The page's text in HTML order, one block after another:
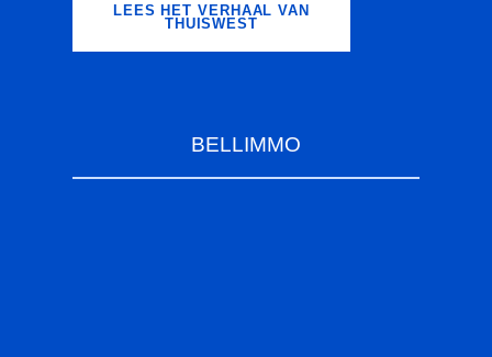
BELLIMMO
LEES HET VERHAAL VAN
THUISWEST